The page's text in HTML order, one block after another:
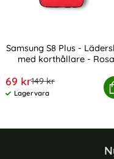
Samsung S8 Plus -
med korthållare - Rosa
rea pris
69 krtidigare pris
149 kr
Tillgänglighet:
Lagervara
S8 Plus -